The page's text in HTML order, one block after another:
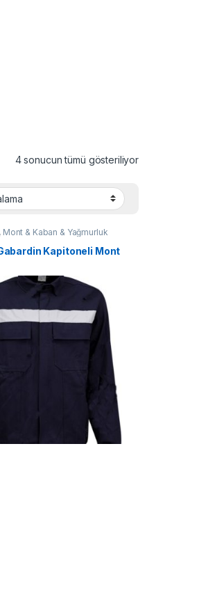
4 sonucun tümü gösteriliyor
, Mont & Kaban & Yağmurluk
Kapitoneli Mont